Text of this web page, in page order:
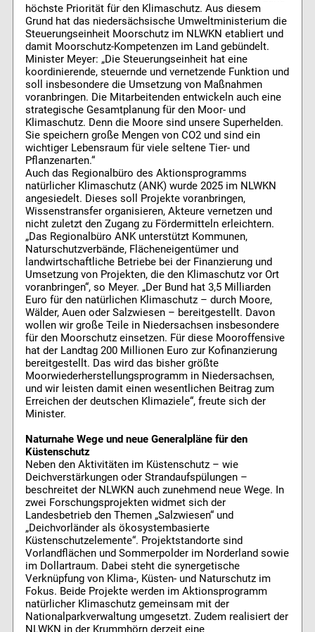
höchste Priorität für den Klimaschutz. Aus diesem
Grund hat das niedersächsische Umweltministerium die
Steuerungseinheit Moorschutz im NLWKN etabliert und
damit Moorschutz-Kompetenzen im Land gebündelt.
Minister Meyer: „Die Steuerungseinheit hat eine
koordinierende, steuernde und vernetzende Funktion und
soll insbesondere die Umsetzung von Maßnahmen
voranbringen. Die Mitarbeitenden entwickeln auch eine
strategische Gesamtplanung für den Moor- und
Klimaschutz. Denn die Moore sind unsere Superhelden.
Sie speichern große Mengen von CO2 und sind ein
wichtiger Lebensraum für viele seltene Tier- und
Pflanzenarten.“
Auch das Regionalbüro des Aktionsprogramms
natürlicher Klimaschutz (ANK) wurde 2025 im NLWKN
angesiedelt. Dieses soll Projekte voranbringen,
Wissenstransfer organisieren, Akteure vernetzen und
nicht zuletzt den Zugang zu Fördermitteln erleichtern.
„Das Regionalbüro ANK unterstützt Kommunen,
Naturschutzverbände, Flächeneigentümer und
landwirtschaftliche Betriebe bei der Finanzierung und
Umsetzung von Projekten, die den Klimaschutz vor Ort
voranbringen“, so Meyer. „Der Bund hat 3,5 Milliarden
Euro für den natürlichen Klimaschutz – durch Moore,
Wälder, Auen oder Salzwiesen – bereitgestellt. Davon
wollen wir große Teile in Niedersachsen insbesondere
für den Moorschutz einsetzen. Für diese Mooroffensive
hat der Landtag 200 Millionen Euro zur Kofinanzierung
bereitgestellt. Das wird das bisher größte
Moorwiederherstellungsprogramm in Niedersachsen,
und wir leisten damit einen wesentlichen Beitrag zum
Erreichen der deutschen Klimaziele“, freute sich der
Minister.
Naturnahe Wege und neue Generalpläne für den
Küstenschutz
Neben den Aktivitäten im Küstenschutz – wie
Deichverstärkungen oder Strandaufspülungen –
beschreitet der NLWKN auch zunehmend neue Wege. In
zwei Forschungsprojekten widmet sich der
Landesbetrieb den Themen „Salzwiesen“ und
„Deichvorländer als ökosystembasierte
Küstenschutzelemente“. Projektstandorte sind
Vorlandflächen und Sommerpolder im Norderland sowie
im Dollartraum. Dabei steht die synergetische
Verknüpfung von Klima-, Küsten- und Naturschutz im
Fokus. Beide Projekte werden im Aktionsprogramm
natürlicher Klimaschutz gemeinsam mit der
Nationalparkverwaltung umgesetzt. Zudem realisiert der